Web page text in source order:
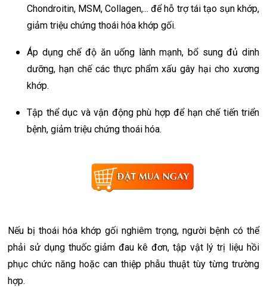
Chondroitin, MSM, Collagen,... để hỗ trợ tái tạo sụn khớp,
giảm triệu chứng thoái hóa khớp gối.
Áp dụng chế độ ăn uống lành mạnh, bổ sung đủ dinh
dưỡng, hạn chế các thực phẩm xấu gây hại cho xương
khớp.
Tập thể dục và vận động phù hợp để hạn chế tiến triển
bệnh, giảm triệu chứng thoái hóa.
Nếu bị thoái hóa khớp gối nghiêm trọng, người bệnh có thể
phải sử dụng thuốc giảm đau kê đơn, tập vật lý trị liệu hồi
phục chức năng hoặc can thiệp phẫu thuật tùy từng trường
hợp.